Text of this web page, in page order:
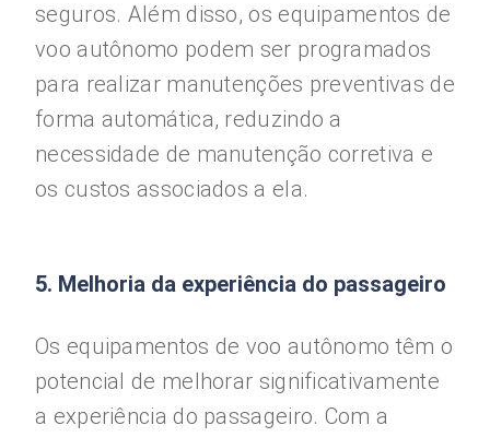
seguros. Além disso, os equipamentos de
voo autônomo podem ser programados
para realizar manutenções preventivas de
forma automática, reduzindo a
necessidade de manutenção corretiva e
os custos associados a ela.
5. Melhoria da experiência do passageiro
Os equipamentos de voo autônomo têm o
potencial de melhorar significativamente
a experiência do passageiro. Com a